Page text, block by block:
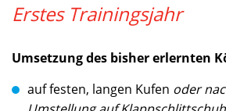
Erstes Trainingsjahr
Umsetzung des bisher erlernten
auf festen, langen Kufen oder